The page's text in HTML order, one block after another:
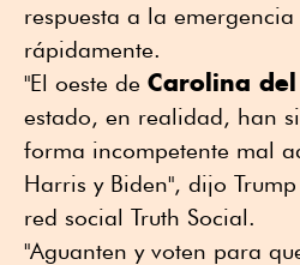
respuesta a la
rápidamente.
"El oeste de Carolina
estado, en realidad, han
forma incompetente mal
Harris y Biden", dijo
red social Truth Social.
"Aguanten y voten para